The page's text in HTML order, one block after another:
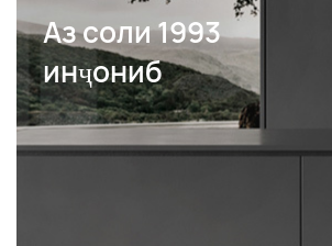
Аз соли 1993
инҷониб